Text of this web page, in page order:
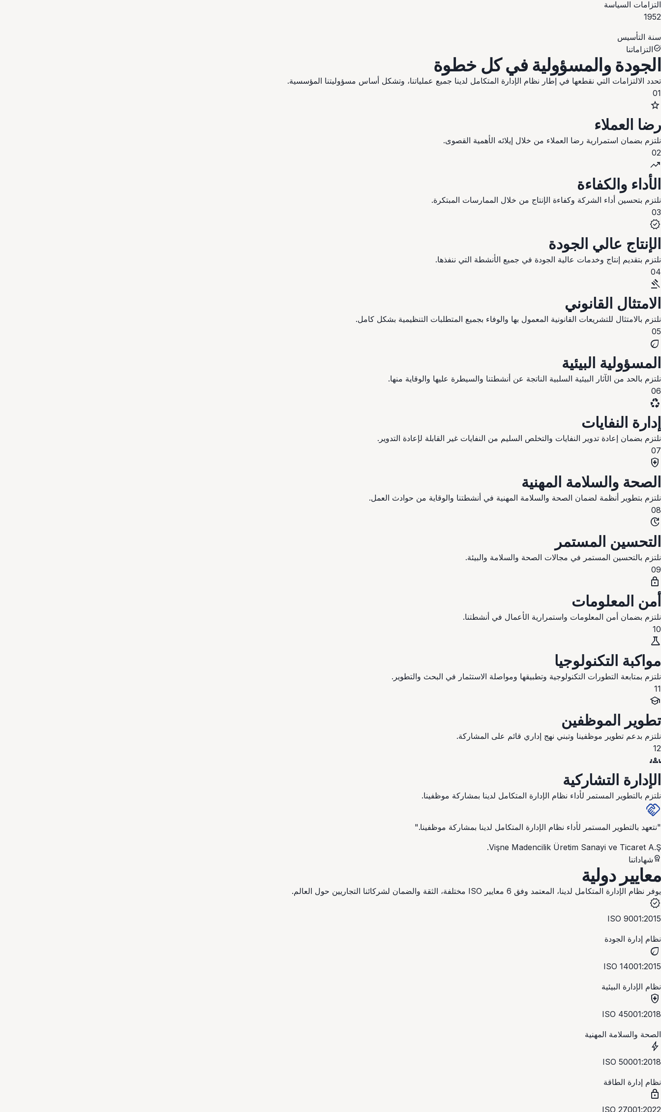
التزامات السياسة
1952
سنة التأسيس
task_altالتزاماتنا
الجودة والمسؤوليةفي كل خطوة
تحدد الالتزامات التي نقطعها في إطار نظام الإدارة المتكامل لدينا جميع عملياتنا، وتشكل أساس مسؤوليتنا المؤسسية.
01
star
رضا العملاء
نلتزم بضمان استمرارية رضا العملاء من خلال إيلائه الأهمية القصوى.
02
trending_up
الأداء والكفاءة
نلتزم بتحسين أداء الشركة وكفاءة الإنتاج من خلال الممارسات المبتكرة.
03
verified
الإنتاج عالي الجودة
نلتزم بتقديم إنتاج وخدمات عالية الجودة في جميع الأنشطة التي ننفذها.
04
gavel
الامتثال القانوني
نلتزم بالامتثال للتشريعات القانونية المعمول بها والوفاء بجميع المتطلبات التنظيمية بشكل كامل.
05
eco
المسؤولية البيئية
نلتزم بالحد من الآثار البيئية السلبية الناتجة عن أنشطتنا والسيطرة عليها والوقاية منها.
06
recycling
إدارة النفايات
نلتزم بضمان إعادة تدوير النفايات والتخلص السليم من النفايات غير القابلة لإعادة التدوير.
07
health_and_safety
الصحة والسلامة المهنية
نلتزم بتطوير أنظمة لضمان الصحة والسلامة المهنية في أنشطتنا والوقاية من حوادث العمل.
08
update
التحسين المستمر
نلتزم بالتحسين المستمر في مجالات الصحة والسلامة والبيئة.
09
lock
أمن المعلومات
نلتزم بضمان أمن المعلومات واستمرارية الأعمال في أنشطتنا.
10
science
مواكبة التكنولوجيا
نلتزم بمتابعة التطورات التكنولوجية وتطبيقها ومواصلة الاستثمار في البحث والتطوير.
11
school
تطوير الموظفين
نلتزم بدعم تطوير موظفينا وتبني نهج إداري قائم على المشاركة.
12
groups
الإدارة التشاركية
نلتزم بالتطوير المستمر لأداء نظام الإدارة المتكامل لدينا بمشاركة موظفينا.
handshake
"نتعهد بالتطوير المستمر لأداء نظام الإدارة المتكامل لدينا بمشاركة موظفينا."
Vişne Madencilik Üretim Sanayi ve Ticaret A.Ş.
workspace_premium شهاداتنا
معاييردولية
يوفر نظام الإدارة المتكامل لدينا، المعتمد وفق 6 معايير ISO مختلفة، الثقة والضمان لشركائنا التجاريين حول العالم.
verified
ISO 9001:2015
نظام إدارة الجودة
eco
ISO 14001:2015
نظام الإدارة البيئية
health_and_safety
ISO 45001:2018
الصحة والسلامة المهنية
bolt
ISO 50001:2018
نظام إدارة الطاقة
lock
ISO 27001:2022